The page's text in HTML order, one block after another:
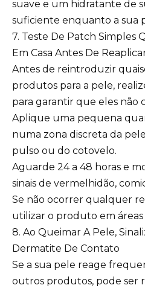
suave e um hidratante de
suficiente enquanto a sua
7. Teste De Patch Simples
Em Casa Antes De
Antes de reintroduzir
produtos para a pele,
para garantir que eles não
Aplique uma pequena
numa zona discreta da
pulso ou do cotovelo.
Aguarde 24 a 48 horas e
sinais de vermelhidão,
Se não ocorrer qualquer
utilizar o produto em áreas
8. Ao Queimar A Pele,
Dermatite De Contato
Se a sua pele reage
outros produtos, pode ser